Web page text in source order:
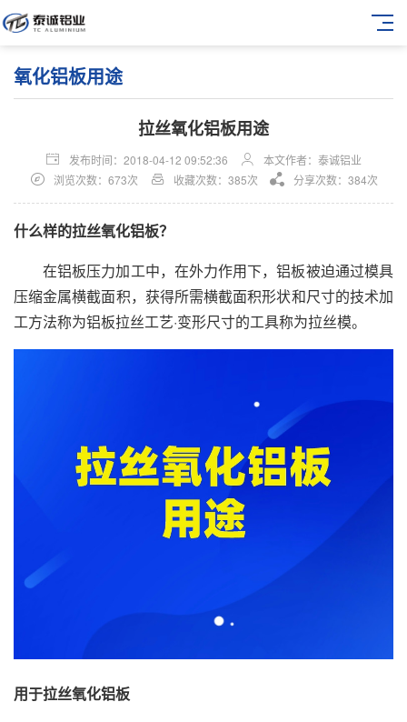
氧化铝板用途
拉丝氧化铝板用途
发布时间：2018-04-12 09:52:36
本文作者：泰诚铝业
浏览次数：673次
收藏次数：385次 分享次数：384次
什么样的拉丝氧化铝板？
在铝板压力加工中，在外力作用下，铝板被迫通过模具
压缩金属横截面积，获得所需横截面积形状和尺寸的技术加
工方法称为铝板拉丝工艺·变形尺寸的工具称为拉丝模。
用于拉丝氧化铝板